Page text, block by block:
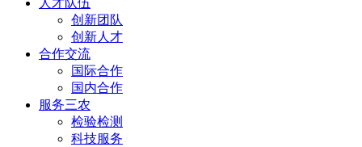
人才队伍
创新团队
创新人才
合作交流
国际合作
国内合作
服务三农
检验检测
科技服务